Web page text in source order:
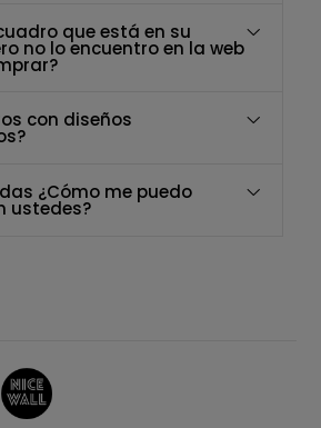
que está en su
no lo encuentro en la web
con diseños
¿Cómo me puedo
ustedes?